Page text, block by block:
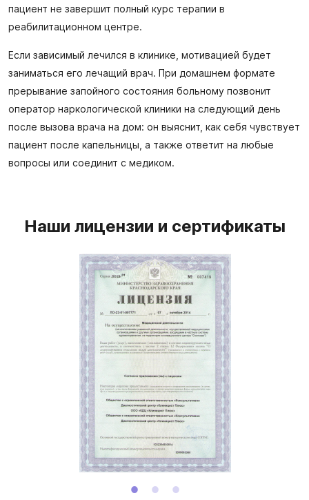
пациент не завершит полный курс терапии в
реабилитационном центре.
Если зависимый лечился в клинике, мотивацией будет
заниматься его лечащий врач. При домашнем формате
прерывание запойного состояния больному позвонит
оператор наркологической клиники на следующий день
после вызова врача на дом: он выяснит, как себя чувствует
пациент после капельницы, а также ответит на любые
вопросы или соединит с медиком.
Наши лицензии и сертификаты